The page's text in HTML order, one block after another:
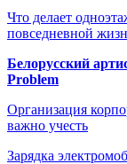
Что делает
повседневной
Белорусский
Problem
Организация
важно учесть
Зарядка